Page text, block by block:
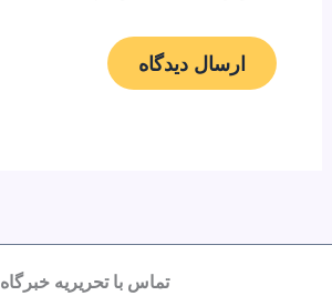
تماس با تحریریه خبرگاه